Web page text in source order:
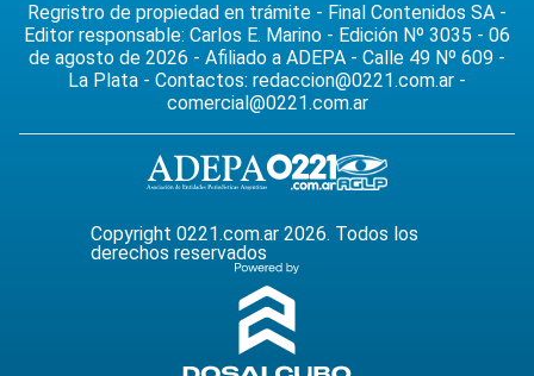
Regristro de propiedad en trámite - Final Contenidos SA -
Editor responsable: Carlos E. Marino - Edición Nº 3035 - 06
de agosto de 2026 - Afiliado a ADEPA - Calle 49 Nº 609 -
La Plata - Contactos: redaccion@0221.com.ar -
comercial@0221.com.ar
Copyright 0221.com.ar 2026. Todos los
derechos reservados